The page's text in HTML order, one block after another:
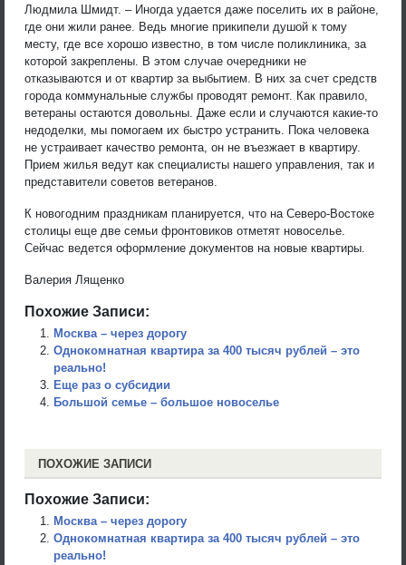
Людмила Шмидт. – Иногда удается даже поселить их в районе,
где они жили ранее. Ведь многие прикипели душой к тому
месту, где все хорошо известно, в том числе поликлиника, за
которой закреплены. В этом случае очередники не
отказываются и от квартир за выбытием. В них за счет средств
города коммунальные службы проводят ремонт. Как правило,
ветераны остаются довольны. Даже если и случаются какие-то
недоделки, мы помогаем их быстро устранить. Пока человека
не устраивает качество ремонта, он не въезжает в квартиру.
Прием жилья ведут как специалисты нашего управления, так и
представители советов ветеранов.
К новогодним праздникам планируется, что на Северо-Востоке
столицы еще две семьи фронтовиков отметят новоселье.
Сейчас ведется оформление документов на новые квартиры.
Валерия Лященко
Похожие Записи:
Москва – через дорогу
Однокомнатная квартира за 400 тысяч рублей – это
реально!
Еще раз о субсидии
Большой семье – большое новоселье
ПОХОЖИЕ ЗАПИСИ
Похожие Записи:
Москва – через дорогу
Однокомнатная квартира за 400 тысяч рублей – это
реально!